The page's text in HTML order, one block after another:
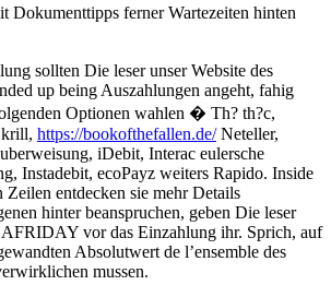
ferner Wartezeiten hinten
sollten Die leser unser Website des
up being Auszahlungen angeht, fahig
Optionen wahlen � Th? th?c,
https://bookofthefallen.de/Neteller,
iDebit, Interac eulersche
Instadebit, ecoPayz weiters Rapido. Inside
Zeilen entdecken sie mehr Details
hinter beanspruchen, geben Die leser
vor das Einzahlung ihr. Sprich, auf
Absolutwert de l’ensemble des
mussen.